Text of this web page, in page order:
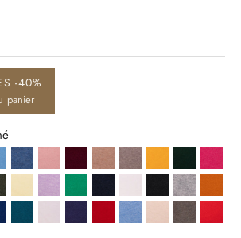
-40%
panier
Blue
Bleu Denim
Bois De Rose
BordeauxCamel Chiné
Caribou Chiné
CurcumaCyprèsFraise
Chiné
LimonadeMauve Chiné
MentheNavyNeigeNoir NuageOcre
Chiné
PaonPoudrePurpleRougeSky SableTaupe